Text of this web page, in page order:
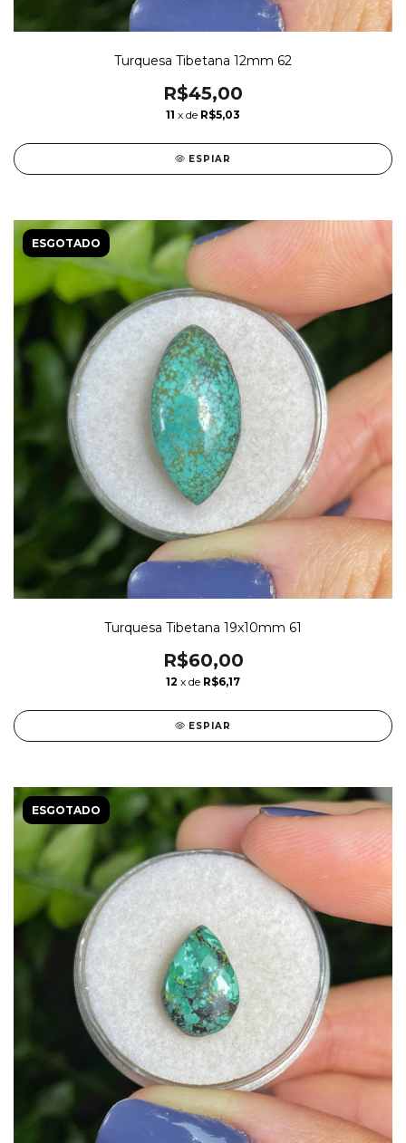
Turquesa Tibetana 12mm 62
R$45,00
11 x de R$5,03
ESPIAR
ESGOTADO
Turquesa Tibetana 19x10mm 61
R$60,00
12 x de R$6,17
ESPIAR
ESGOTADO